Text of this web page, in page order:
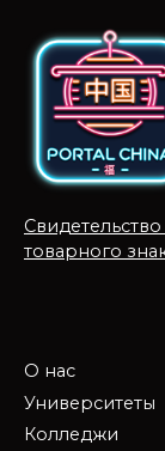
товарного
О нас
Университеты
Колледжи